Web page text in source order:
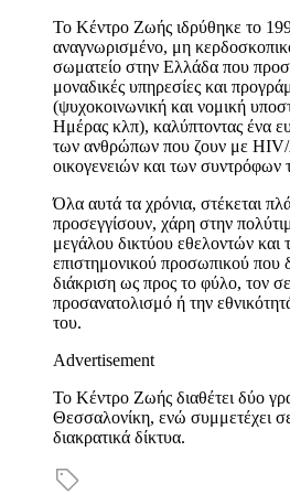
Το Κέντρο Ζωής ιδρύθηκε το
αναγνωρισμένο, μη
σωματείο στην Ελλάδα που
μοναδικές υπηρεσίες και
(ψυχοκοινωνική και νομική
Ημέρας κλπ), καλύπτοντας ένα
των ανθρώπων που ζουν με
οικογενειών και των συντρόφων
Όλα αυτά τα χρόνια, στέκεται
προσεγγίσουν, χάρη στην
μεγάλου δικτύου εθελοντών και
επιστημονικού προσωπικού που
διάκριση ως προς το φύλο, τον
προσανατολισμό ή την
του.
Advertisement
Το Κέντρο Ζωής διαθέτει δύο
Θεσσαλονίκη, ενώ συμμετέχει
διακρατικά δίκτυα.